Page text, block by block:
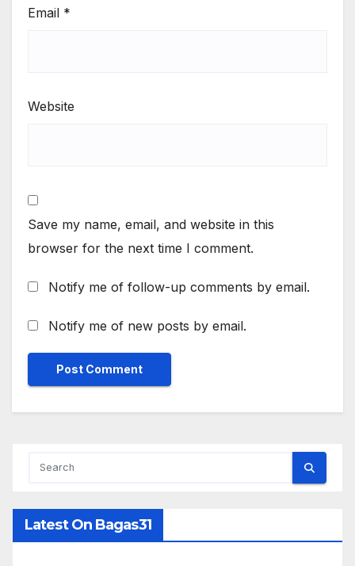
Email *
Website
Save my name, email, and website in this
browser for the next time I comment.
Notify me of follow-up comments by email.
Notify me of new posts by email.
Latest On Bagas31